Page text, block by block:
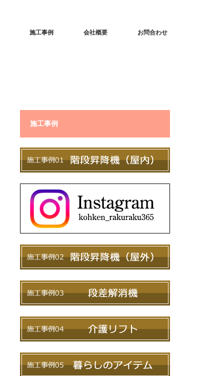
施工事例 会社概要 お問合わせ
施工事例